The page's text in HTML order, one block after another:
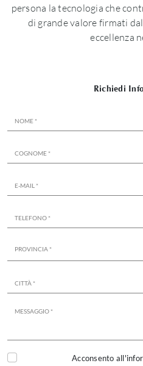
persona la tecnologia che
di grande valore firmati
eccellenza
Richiedi
Acconsento